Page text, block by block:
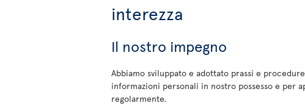
interezza
Il nostro impegno
Abbiamo sviluppato e adottato prassi e
informazioni personali in nostro possesso e per
regolarmente.